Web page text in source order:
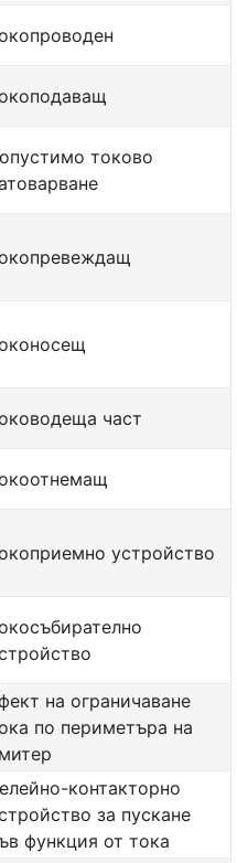
токово
част
устройство
на ограничаване
по периметъра на
контакторно
за пускане
функция от тока